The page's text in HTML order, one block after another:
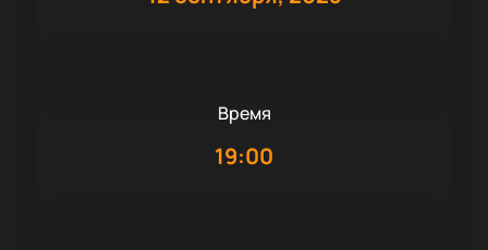
Время
19:00